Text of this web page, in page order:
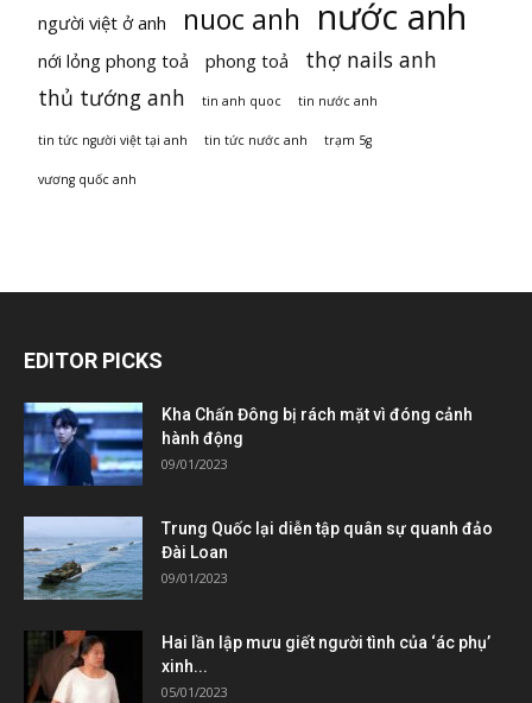
người việt ở anh nuoc anh nước anh
nới lỏng phong toả phong toả
thợ nails anh
thủ tướng anh
tin anh quoc tin nước anh
tin tức người việt tại anh tin tức nước anh trạm 5g
vương quốc anh
EDITOR PICKS
Kha Chấn Đông bị rách mặt vì đóng cảnh
hành động
09/01/2023
Trung Quốc lại diễn tập quân sự quanh đảo
Đài Loan
09/01/2023
Hai lần lập mưu giết người tình của ‘ác phụ’
xinh...
05/01/2023